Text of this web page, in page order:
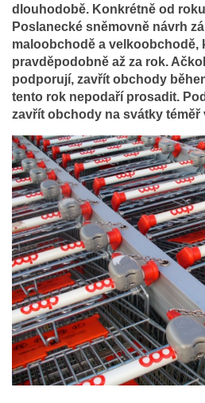
dlouhodobě. Konkrétně od
Poslanecké sněmovně návrh
maloobchodě a velkoobchodě,
pravděpodobně až za rok.
podporují, zavřít obchody
tento rok nepodaří prosadit.
zavřít obchody na svátky